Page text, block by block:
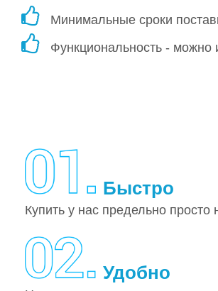
Минимальные сроки
Функциональность - можно
Быстро
Купить у нас предельно
Удобно